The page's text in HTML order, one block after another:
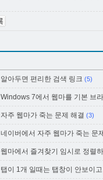
알아두면 편리한 검색 링크 (5)
Windows 7에서 웹마를 기본 브
자주 웹마가 죽는 문제 해결 (3)
네이버에서 자주 웹마가 죽는 문
웹마에서 즐겨찾기 임시로 정렬
탭이 1개 일때는 탭창이 안보이